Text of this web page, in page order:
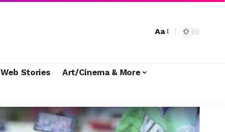
Aa
Web Stories
Art/Cinema & More